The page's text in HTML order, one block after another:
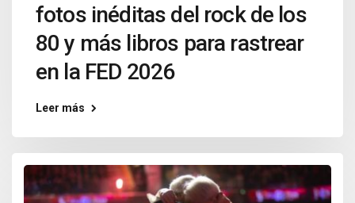
fotos inéditas del rock de los
80 y más libros para rastrear
en la FED 2026
Leer más